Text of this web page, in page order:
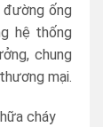
ống
hệ thống
chung
mại.
cháy